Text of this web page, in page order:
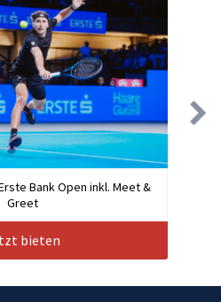
Bank Open inkl. Meet &
Greet
bieten